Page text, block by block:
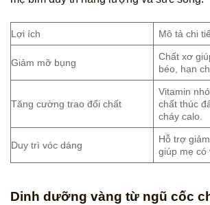
Lợi ích Mô tả chi
Giảm mỡ bụng
Chất xơ
béo, hạn
Tăng cường trao đổi chất
Vitamin
chất thúc
cháy calo.
Duy trì vóc dáng
Hỗ trợ
giúp mẹ có
Dinh dưỡng vàng từ ngũ cốc